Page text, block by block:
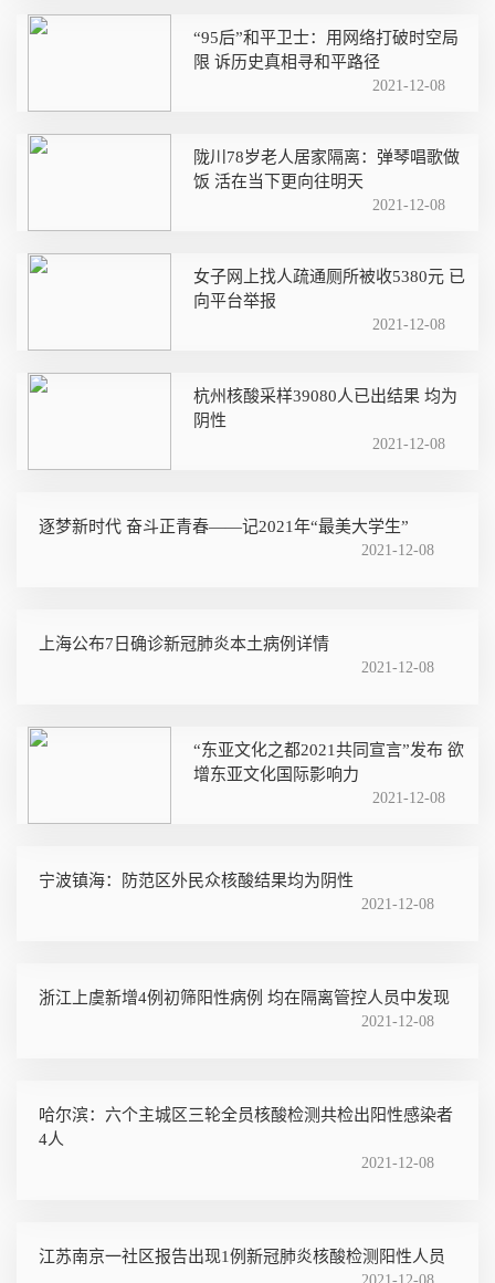
“95后”和平卫士：用网络打破时空局
限 诉历史真相寻和平路径
2021-12-08
陇川78岁老人居家隔离：弹琴唱歌做
饭 活在当下更向往明天
2021-12-08
女子网上找人疏通厕所被收5380元 已
向平台举报
2021-12-08
杭州核酸采样39080人已出结果 均为
阴性
2021-12-08
逐梦新时代 奋斗正青春——记2021年“最美大学生”
2021-12-08
上海公布7日确诊新冠肺炎本土病例详情
2021-12-08
“东亚文化之都2021共同宣言”发布 欲
增东亚文化国际影响力
2021-12-08
宁波镇海：防范区外民众核酸结果均为阴性
2021-12-08
浙江上虞新增4例初筛阳性病例 均在隔离管控人员中发现
2021-12-08
哈尔滨：六个主城区三轮全员核酸检测共检出阳性感染者
4人
2021-12-08
江苏南京一社区报告出现1例新冠肺炎核酸检测阳性人员